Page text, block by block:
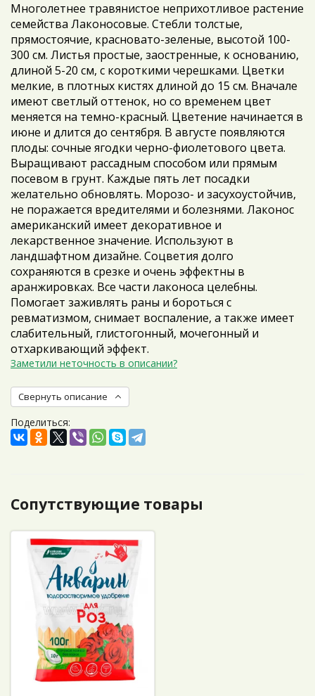
Многолетнее травянистое неприхотливое растение
семейства Лаконосовые. Стебли толстые,
прямостоячие, красновато-зеленые, высотой 100-
300 см. Листья простые, заостренные, к основанию,
длиной 5-20 см, с короткими черешками. Цветки
мелкие, в плотных кистях длиной до 15 см. Вначале
имеют светлый оттенок, но со временем цвет
меняется на темно-красный. Цветение начинается в
июне и длится до сентября. В августе появляются
плоды: сочные ягодки черно-фиолетового цвета.
Выращивают рассадным способом или прямым
посевом в грунт. Каждые пять лет посадки
желательно обновлять. Морозо- и засухоустойчив,
не поражается вредителями и болезнями. Лаконос
американский имеет декоративное и
лекарственное значение. Используют в
ландшафтном дизайне. Соцветия долго
сохраняются в срезке и очень эффектны в
аранжировках. Все части лаконоса целебны.
Помогает заживлять раны и бороться с
ревматизмом, снимает воспаление, а также имеет
слабительный, глистогонный, мочегонный и
отхаркивающий эффект.
Заметили неточность в описании?
Свернуть описание
Поделиться:
Сопутствующие товары